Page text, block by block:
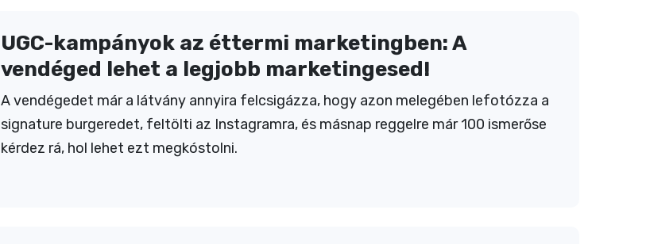
UGC-kampányok az éttermi marketingben: A
vendéged lehet a legjobb marketingesed!
A vendégedet már a látvány annyira felcsigázza, hogy azon melegében lefotózza a
signature burgeredet, feltölti az Instagramra, és másnap reggelre már 100 ismerőse
kérdez rá, hol lehet ezt megkóstolni.